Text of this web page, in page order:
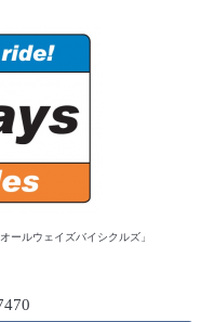
ールウェイズバイシクルズ」